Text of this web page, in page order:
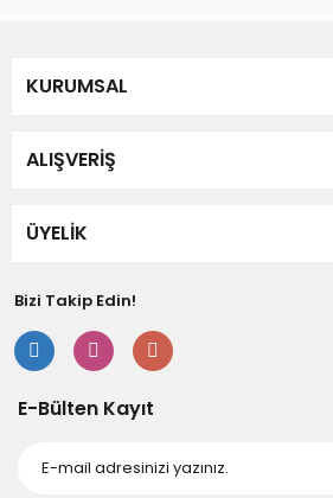
KURUMSAL
ALIŞVERİŞ
ÜYELİK
Bizi Takip Edin!
E-Bülten Kayıt